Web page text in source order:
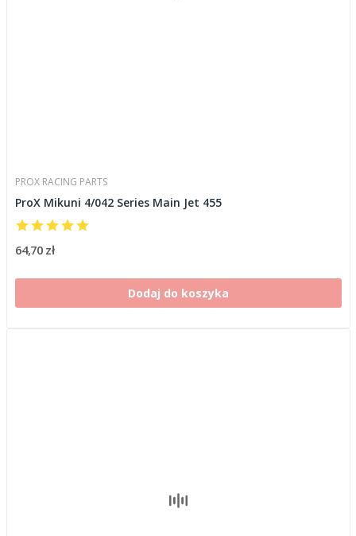
PROX RACING PARTS
ProX Mikuni 4/042 Series Main Jet 455
64,70 zł
Dodaj do koszyka